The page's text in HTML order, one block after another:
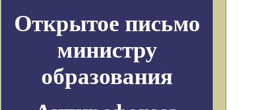
Открытое письмо
министру
образования